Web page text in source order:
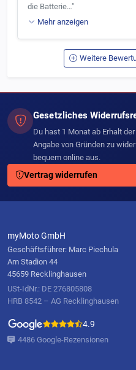
die Batterie…"
Mehr anzeigen
Weitere
Gesetzliches
Du hast 1 Monat ab Erhalt
Angabe von Gründen zu
bequem online aus.
Vertrag widerrufen
myMoto GmbH
Geschäftsführer: Marc Piechula
Am Stadion 44
45659 Recklinghausen
USt-IdNr.: DE 276805808
HRB 8542 – AG Recklinghausen
4.9
4486 Google-Rezensionen